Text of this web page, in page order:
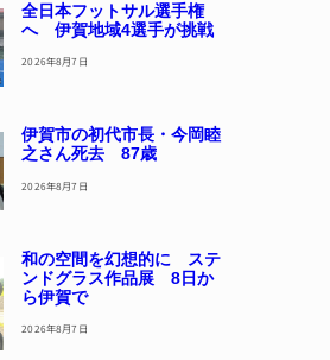
全日本フットサル選手権
へ 伊賀地域4選手が挑戦
2026年8月7日
伊賀市の初代市長・今岡睦
之さん死去 87歳
2026年8月7日
和の空間を幻想的に ステ
ンドグラス作品展 8日か
ら伊賀で
2026年8月7日